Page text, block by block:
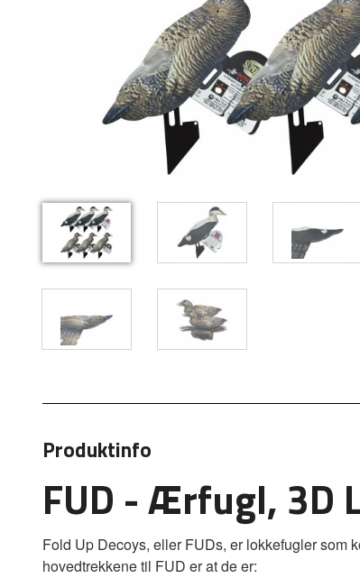
Produktinfo
FUD - Ærfugl, 3D
Fold Up Decoys, eller FUDs, er lokkefugler som
hovedtrekkene til FUD er at de er: